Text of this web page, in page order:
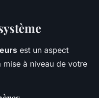
est un aspect
à niveau de votre